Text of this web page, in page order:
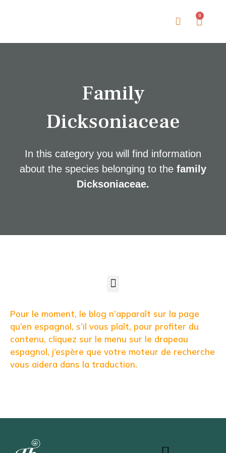
0
Family
Dicksoniaceae
In this category you will find information
about the species belonging to the family
Dicksoniaceae.
Pour le moment, le blog n’apparaît sur la page
qu’en espagnol, s’il vous plaît, pour profiter du
contenu, cliquez sur le menu sur le drapeau
espagnol, j’espère que votre moteur de recherche
vous aidera dans la traduction.